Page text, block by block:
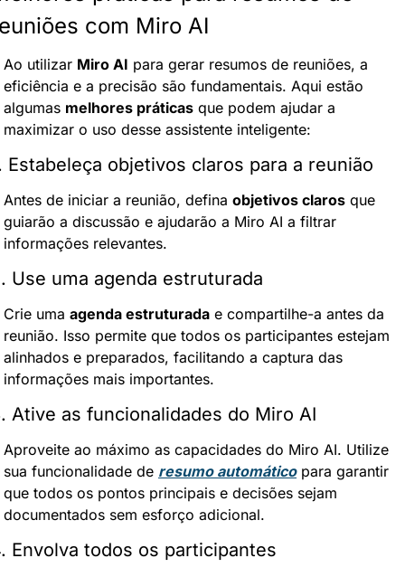
com Miro AI
Ao utilizar Miro AI para gerar resumos de reuniões, a
eficiência e a precisão são fundamentais. Aqui estão
algumas melhores práticas que podem ajudar a
maximizar o uso desse assistente inteligente:
Estabeleça objetivos claros para a reunião
Antes de iniciar a reunião, defina objetivos claros que
guiarão a discussão e ajudarão a Miro AI a filtrar
informações relevantes.
Use uma agenda estruturada
Crie uma agenda estruturada e compartilhe-a antes da
reunião. Isso permite que todos os participantes estejam
alinhados e preparados, facilitando a captura das
informações mais importantes.
Ative as funcionalidades do Miro AI
Aproveite ao máximo as capacidades do Miro AI. Utilize
sua funcionalidade de resumo automático para garantir
que todos os pontos principais e decisões sejam
documentados sem esforço adicional.
Envolva todos os participantes